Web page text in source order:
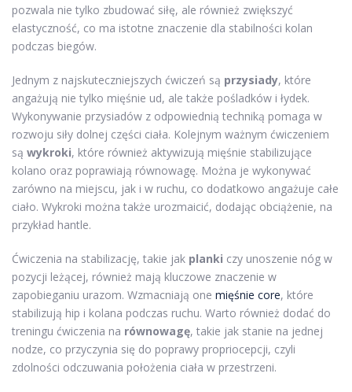
pozwala nie tylko zbudować siłę, ale również zwiększyć
elastyczność, co ma istotne znaczenie dla stabilności kolan
podczas biegów.
Jednym z najskuteczniejszych ćwiczeń są przysiady, które
angażują nie tylko mięśnie ud, ale także pośladków i łydek.
Wykonywanie przysiadów z odpowiednią techniką pomaga w
rozwoju siły dolnej części ciała. Kolejnym ważnym ćwiczeniem
są wykroki, które również aktywizują mięśnie stabilizujące
kolano oraz poprawiają równowagę. Można je wykonywać
zarówno na miejscu, jak i w ruchu, co dodatkowo angażuje całe
ciało. Wykroki można także urozmaicić, dodając obciążenie, na
przykład hantle.
Ćwiczenia na stabilizację, takie jak planki czy unoszenie nóg w
pozycji leżącej, również mają kluczowe znaczenie w
zapobieganiu urazom. Wzmacniają one mięśnie core, które
stabilizują hip i kolana podczas ruchu. Warto również dodać do
treningu ćwiczenia na równowagę, takie jak stanie na jednej
nodze, co przyczynia się do poprawy propriocepcji, czyli
zdolności odczuwania położenia ciała w przestrzeni.